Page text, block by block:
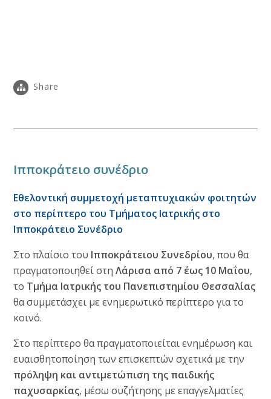
Share
Ιπποκράτειο συνέδριο
Εθελοντική συμμετοχή μεταπτυχιακών φοιτητών
στο περίπτερο του Τμήματος Ιατρικής στο
Ιπποκράτειο Συνέδριο
Στο πλαίσιο του Ιπποκράτειου Συνεδρίου, που θα
πραγματοποιηθεί στηΛάρισα από 7 έως 10 Μαΐου,
το Τμήμα Ιατρικής του Πανεπιστημίου Θεσσαλίας
θα συμμετάσχει με ενημερωτικό περίπτερο για το
κοινό.
Στο περίπτερο θα πραγματοποιείται ενημέρωση και
ευαισθητοποίηση των επισκεπτών σχετικά με την
πρόληψη και αντιμετώπιση της παιδικής
παχυσαρκίας, μέσω συζήτησης με επαγγελματίες